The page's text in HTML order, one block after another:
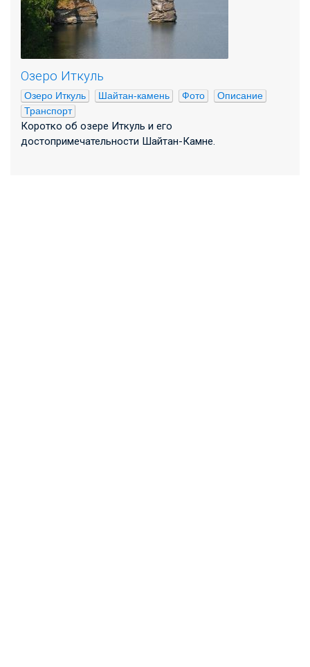
Озеро Иткуль
Озеро Иткуль Шайтан-камень Фото
Описание
Транспорт
Коротко об озере Иткуль и его
достопримечательности Шайтан-Камне.